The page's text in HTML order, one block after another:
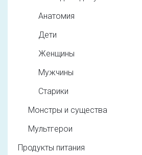
Анатомия
Дети
Женщины
Мужчины
Старики
Монстры и существа
Мультгерои
Продукты питания